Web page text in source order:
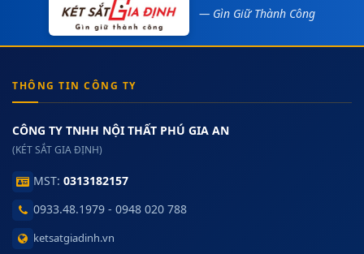
— Gìn Giữ Thành Công
THÔNG TIN CÔNG TY
CÔNG TY TNHH NỘI THẤT PHÚ GIA AN
(KÉT SẮT GIA ĐỊNH)
MST: 0313182157
0933.48.1979 - 0948 020 788
ketsatgiadinh.vn